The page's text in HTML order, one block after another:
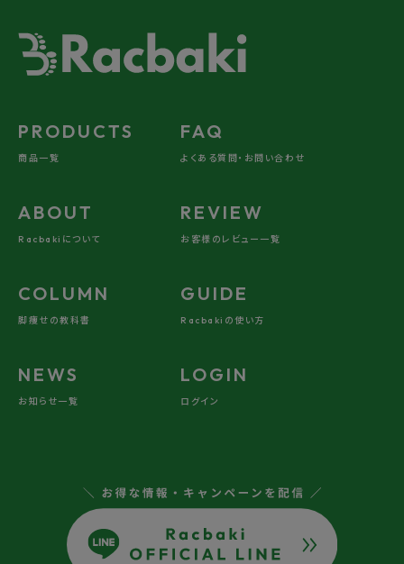
PRODUCTS
商品一覧
FAQ
よくある質問・お問い合わせ
ABOUT
Racbakiについて
REVIEW
お客様のレビュー一覧
COLUMN
脚痩せの教科書
GUIDE
Racbakiの使い方
NEWS
お知らせ一覧
LOGIN
ログイン